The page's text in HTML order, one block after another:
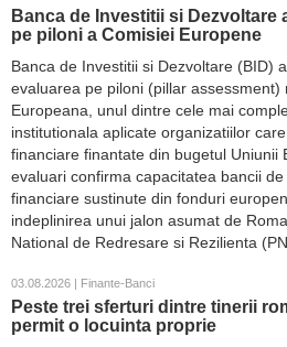
Banca de Investitii si Dezvoltare
pe piloni a Comisiei Europene
Banca de Investitii si Dezvoltare (BID)
evaluarea pe piloni (pillar assessment)
Europeana, unul dintre cele mai
institutionala aplicate organizatiilor
financiare finantate din bugetul Uniunii
evaluari confirma capacitatea bancii
financiare sustinute din fonduri
indeplinirea unui jalon asumat de
National de Redresare si Rezilienta
03.08.2026 | Finante-Banci
Peste trei sferturi dintre tinerii
permit o locuinta proprie